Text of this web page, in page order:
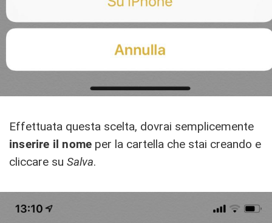
Effettuata questa scelta, dovrai semplicemente
inserire il nome per la cartella che stai creando e
cliccare su Salva.